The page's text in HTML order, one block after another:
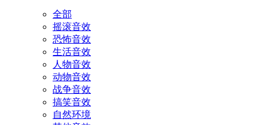
全部
摇滚音效
恐怖音效
生活音效
人物音效
动物音效
战争音效
搞笑音效
自然环境